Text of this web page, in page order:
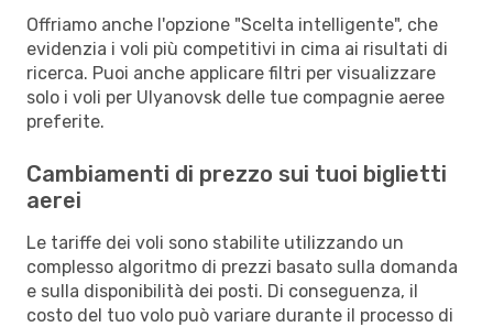
Offriamo anche l'opzione "Scelta intelligente", che
evidenzia i voli più competitivi in cima ai risultati di
ricerca. Puoi anche applicare filtri per visualizzare
solo i voli per Ulyanovsk delle tue compagnie aeree
preferite.
Cambiamenti di prezzo sui tuoi biglietti
aerei
Le tariffe dei voli sono stabilite utilizzando un
complesso algoritmo di prezzi basato sulla domanda
e sulla disponibilità dei posti. Di conseguenza, il
costo del tuo volo può variare durante il processo di